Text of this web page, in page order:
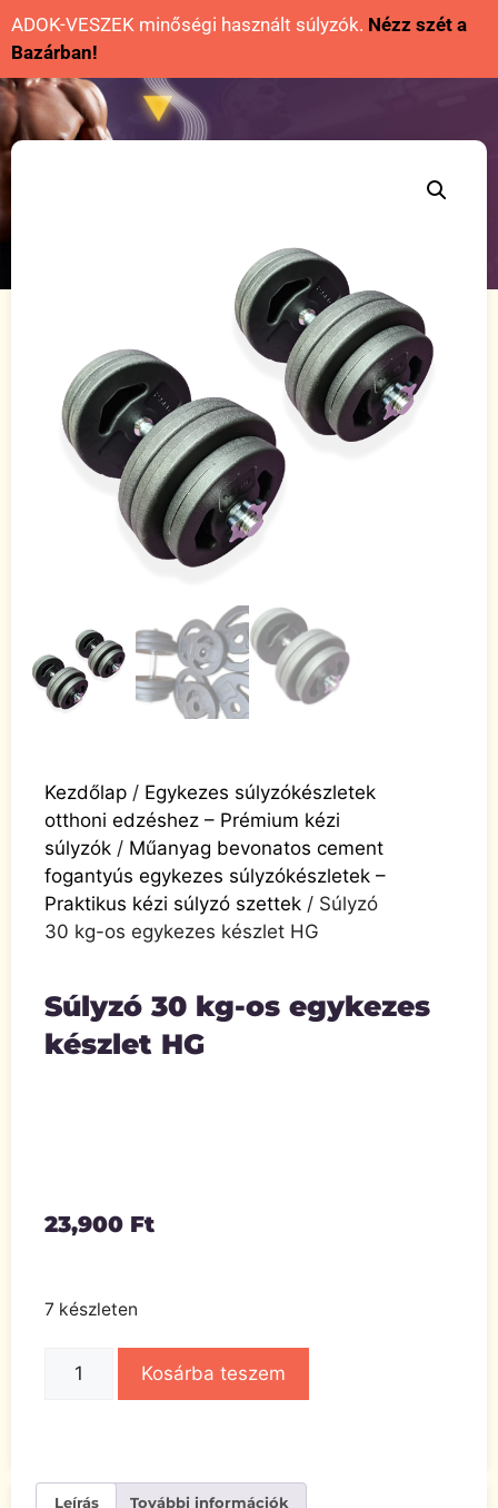
ADOK-VESZEK minőségi használt súlyzók. Nézz szét a
Bazárban!
Kezdőlap / Egykezes súlyzókészletek
otthoni edzéshez – Prémium kézi
súlyzók / Műanyag bevonatos cement
fogantyús egykezes súlyzókészletek –
Praktikus kézi súlyzó szettek / Súlyzó
30 kg-os egykezes készlet HG
Súlyzó 30 kg-os egykezes
készlet HG
23,900 Ft
7 készleten
Kosárba teszem
Leírás További információk